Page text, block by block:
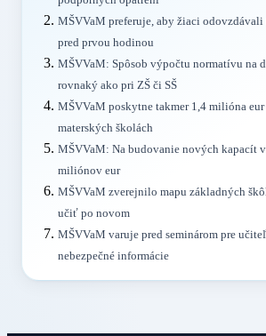
MŠVVaM preferuje, aby žiaci
pred prvou hodinou
MŠVVaM: Spôsob výpočtu normatívu na
rovnaký ako pri ZŠ či SŠ
MŠVVaM poskytne takmer 1,4 milióna
materských školách
MŠVVaM: Na budovanie nových kapacít
miliónov eur
MŠVVaM zverejnilo mapu základných
učiť po novom
MŠVVaM varuje pred seminárom pre
nebezpečné informácie